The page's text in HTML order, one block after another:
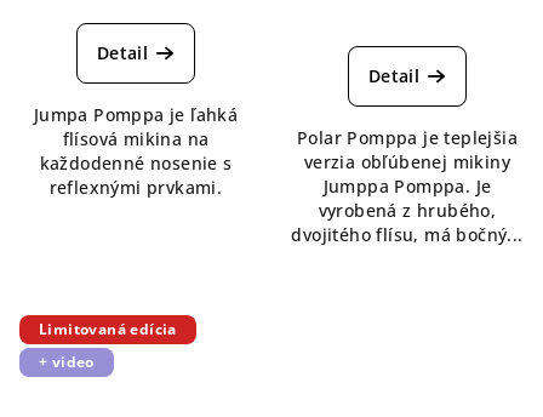
Detail
Jumpa Pomppa je ľahká
flísová mikina na
každodenné nosenie s
reflexnými prvkami.
hodnotenie
produktu
z
5
hviezdičiek.
Detail
Polar Pomppa je teplejšia
verzia obľúbenej mikiny
Jumppa Pomppa. Je
vyrobená z hrubého,
dvojitého flísu, má bočný...
Limitovaná edícia
+ video